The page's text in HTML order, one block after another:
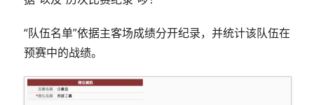
“队伍名单”依据主客场成绩分开纪录，并统计该队伍在
预赛中的战绩。